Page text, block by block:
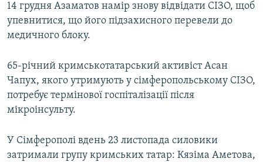
14 грудня Азаматов намір знову відвідати СІЗО, щоб
упевнитися, що його підзахисного перевели до
медичного блоку.
65-річний кримськотатарський активіст Асан
Чапух, якого утримують у сімферопольському СІЗО,
потребує термінової госпіталізації після
мікроінсульту.
У Сімферополі вдень 23 листопада силовики
затримали групу кримських татар: Кязіма Аметова,